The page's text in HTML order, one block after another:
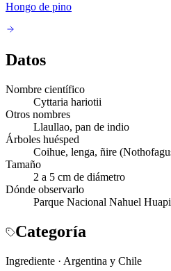
Hongo de pino
Datos
Nombre científico
Cyttaria hariotii
Otros nombres
Llaullao, pan de indio
Árboles huésped
Coihue, lenga, ñire
Tamaño
2 a 5 cm de diámetro
Dónde observarlo
Parque Nacional Nahuel
Categoría
Ingrediente · Argentina y Chile